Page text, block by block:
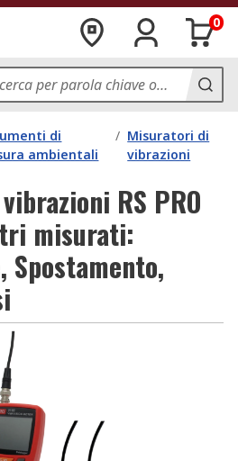
0
di
ambientali
/ Misuratori di
vibrazioni
RS PRO
misurati:
Spostamento,